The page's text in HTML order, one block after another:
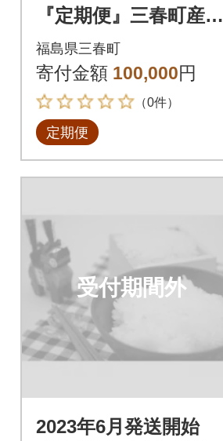
『定期便』三春町産コ
シヒカリ計15kg全5回
福島県三春町
寄付金額 100,000円
（0件）
定期便
受付期間外
2023年6月発送開始